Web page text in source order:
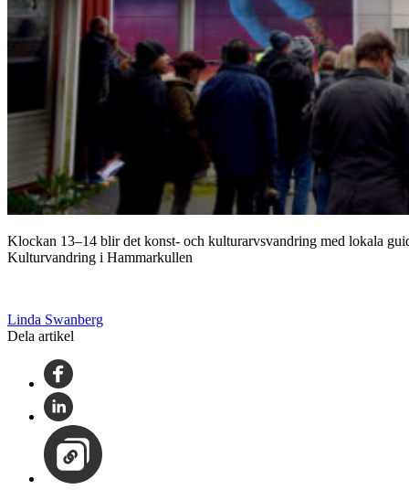
Klockan 13–14 blir det konst- och kulturarvsvandring med lokala
Kulturvandring i Hammarkullen
Linda Swanberg
Dela artikel